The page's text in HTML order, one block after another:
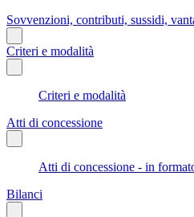
Sovvenzioni, contributi, sussidi,
Criteri e modalità
Criteri e modalità
Atti di concessione
Atti di concessione - in
Bilanci